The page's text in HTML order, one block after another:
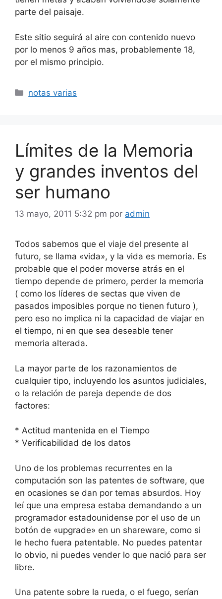
parte del paisaje.
Este sitio seguirá al aire con contenido nuevo
por lo menos 9 años mas, probablemente 18,
por el mismo principio.
Categorías
notas varias
Límites de la Memoria
y grandes inventos del
ser humano
13 mayo, 2011 5:32 pm por admin
Todos sabemos que el viaje del presente al
futuro, se llama «vida», y la vida es memoria. Es
probable que el poder moverse atrás en el
tiempo depende de primero, perder la memoria
( como los líderes de sectas que viven de
pasados imposibles porque no tienen futuro ),
pero eso no implica ni la capacidad de viajar en
el tiempo, ni en que sea deseable tener
memoria alterada.
La mayor parte de los razonamientos de
cualquier tipo, incluyendo los asuntos judiciales,
o la relación de pareja depende de dos
factores:
* Actitud mantenida en el Tiempo
* Verificabilidad de los datos
Uno de los problemas recurrentes en la
computación son las patentes de software, que
en ocasiones se dan por temas absurdos. Hoy
leí que una empresa estaba demandando a un
programador estadounidense por el uso de un
botón de «upgrade» en un shareware, como si
le hecho fuera patentable. No puedes patentar
lo obvio, ni puedes vender lo que nació para ser
libre.
Una patente sobre la rueda, o el fuego, serían